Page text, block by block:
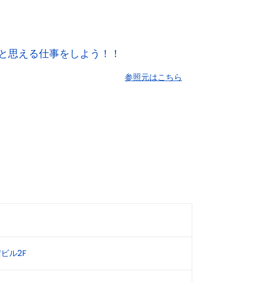
える仕事をしよう！！
参照元はこちら
ル2F